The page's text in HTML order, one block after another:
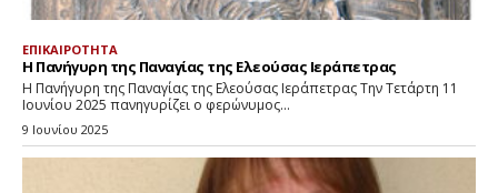
ΕΠΙΚΑΙΡΟΤΗΤΑ
Η Πανήγυρη της Παναγίας της Ελεούσας Ιεράπετρας
Η Πανήγυρη της Παναγίας της Ελεούσας Ιεράπετρας Την Τετάρτη 11
Ιουνίου 2025 πανηγυρίζει ο φερώνυμος...
9 Ιουνίου 2025